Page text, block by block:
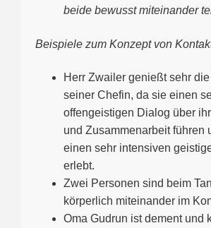
beide bewusst miteinander
Beispiele zum Konzept von
Herr Zwailer genießt sehr
seiner Chefin, da sie einen
offengeistigen Dialog über
und Zusammenarbeit führen
einen sehr intensiven
erlebt.
Zwei Personen sind beim
körperlich miteinander im
Oma Gudrun ist dement und